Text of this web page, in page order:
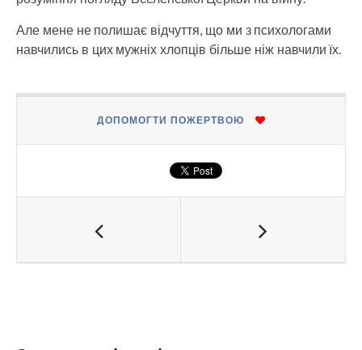
Але мене не полишає відчуття, що ми з психологами
навчились в цих мужніх хлопців більше ніж навчили їх.
ДОПОМОГТИ ПОЖЕРТВОЮ